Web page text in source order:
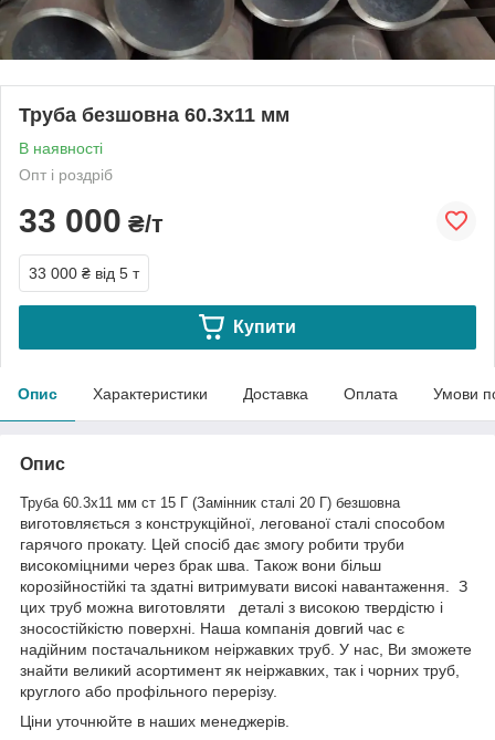
Труба безшовна 60.3х11 мм
В наявності
Опт і роздріб
33 000 ₴/т
33 000 ₴ від 5 т
Купити
Опис Характеристики Доставка Оплата Умови
Опис
Труба 60.3х11 мм ст 15 Г (Замінник сталі 20 Г) безшовна
виготовляється з конструкційної, легованої сталі способом
гарячого прокату. Цей спосіб дає змогу робити труби
високоміцними через брак шва. Також вони більш
корозійностійкі та здатні витримувати високі навантаження. З
цих труб можна виготовляти деталі з високою твердістю і
зносостійкістю поверхні. Наша компанія довгий час є
надійним постачальником неіржавких труб. У нас, Ви зможете
знайти великий асортимент як неіржавких, так і чорних труб,
круглого або профільного перерізу.
Ціни уточнюйте в наших менеджерів.